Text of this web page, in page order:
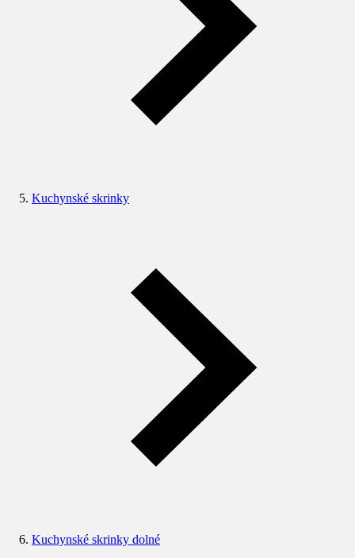
Kuchynské skrinky
Kuchynské skrinky dolné